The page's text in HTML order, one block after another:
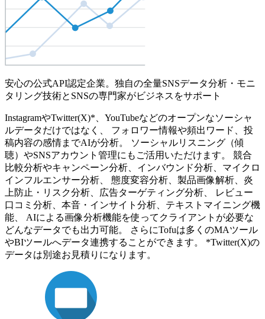
安心の公式API認定企業。独自の全量SNSデータ分析・モニ
タリング技術とSNSの専門家がビジネスをサポート
InstagramやTwitter(X)*、YouTubeなどのオープンなソーシャ
ルデータだけではなく、 フォロワー情報や頻出ワード、投
稿内容の感情までAIが分析。 ソーシャルリスニング（傾
聴）やSNSアカウント管理にもご活用いただけます。 競合
比較分析やキャンペーン分析、インバウンド分析、マイクロ
インフルエンサー分析、 態度変容分析、製品画像解析、炎
上防止・リスク分析、広告ターゲティング分析、 レビュー
口コミ分析、本音・インサイト分析、テキストマイニング機
能、 AIによる画像分析機能を使ってクライアントが必要な
どんなデータでも出力可能。 さらにTofuは多くのMAツール
やBIツールへデータ連携することができます。 *Twitter(X)の
データは別途お見積りになります。